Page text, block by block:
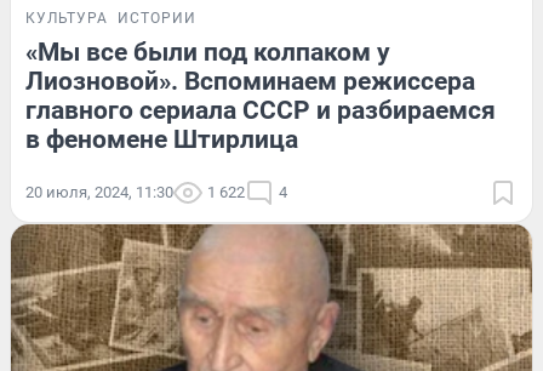
КУЛЬТУРА ИСТОРИИ
«Мы все были под колпаком у
Лиозновой». Вспоминаем режиссера
главного сериала СССР и разбираемся
в феномене Штирлица
20 июля, 2024, 11:30 1 622 4